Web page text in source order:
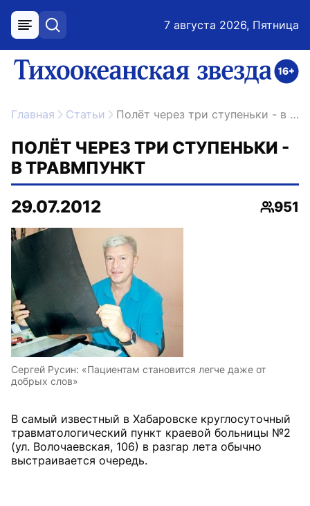
меню поиск 7 августа 2026, Пятница
ссылка на главную
Главная Статьи Полёт через три ступеньки - в травмпункт
ПОЛЁТ ЧЕРЕЗ ТРИ СТУПЕНЬКИ -
В ТРАВМПУНКТ
29.07.2012
951
Сергей Русин: «Пациентам становится легче даже от
добрых слов»
В самый известный в Хабаровске круглосуточный
травматологический пункт краевой больницы №2
(ул. Волочаевская, 106) в разгар лета обычно
выстраивается очередь.